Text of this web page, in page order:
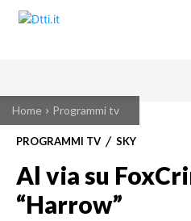
Home Programmi tv
PROGRAMMI TV SKY
Al via su
“Harrow”